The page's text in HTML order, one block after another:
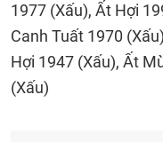
1977 (Xấu), Ất Hợi
Canh Tuất 1970
Hợi 1947 (Xấu), Ất
(Xấu)